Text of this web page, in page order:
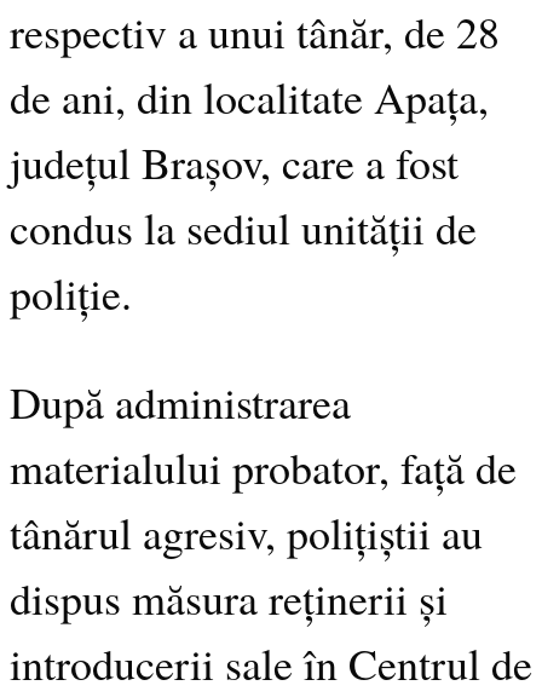
respectiv a unui tânăr, de 28
de ani, din localitate Apața,
județul Brașov, care a fost
condus la sediul unității de
poliție.
După administrarea
materialului probator, față de
tânărul agresiv, polițiștii au
dispus măsura reținerii și
introducerii sale în Centrul de